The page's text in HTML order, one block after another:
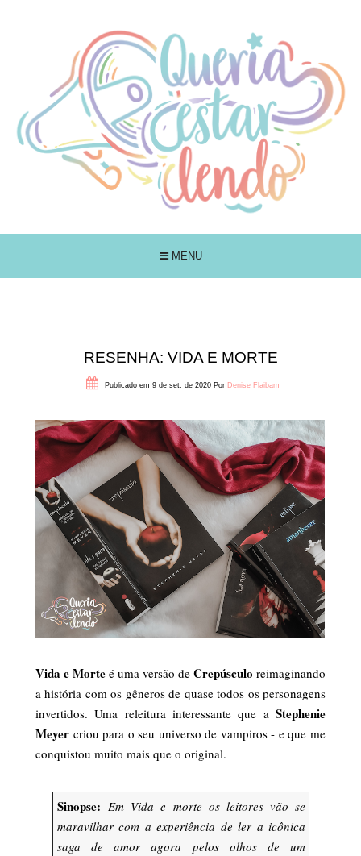
MENU
RESENHA: VIDA E MORTE
Publicado em 9 de set. de 2020 Por Denise Flaibam
Vida e Morte é uma versão de Crepúsculo reimaginando
a história com os gêneros de quase todos os personagens
invertidos. Uma releitura interessante que a Stephenie
Meyer criou para o seu universo de vampiros - e que me
conquistou muito mais que o original.
Sinopse:Em Vida e morte os leitores vão se
maravilhar com a experiência de ler a icônica
saga de amor agora pelos olhos de um